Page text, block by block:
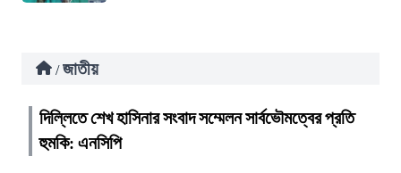
/ জাতীয়
দিল্লিতে শেখ হাসিনার সংবাদ সম্মেলন সার্বভৌমত্বের প্রতি
হুমকি: এনসিপি